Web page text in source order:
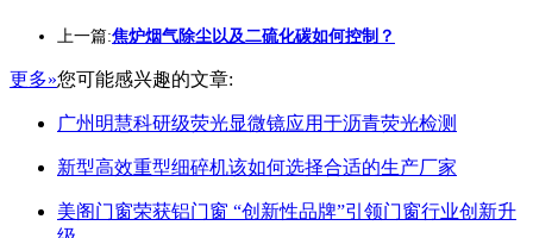
上一篇:焦炉烟气除尘以及二硫化碳如何控制？
更多»您可能感兴趣的文章:
广州明慧科研级荧光显微镜应用于沥青荧光检测
新型高效重型细碎机该如何选择合适的生产厂家
美阁门窗荣获铝门窗 “创新性品牌”引领门窗行业创新升